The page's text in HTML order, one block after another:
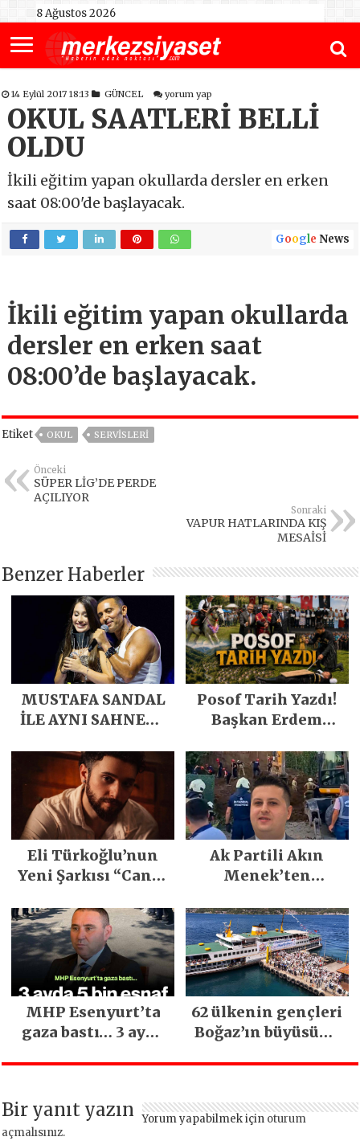
8 Ağustos 2026
14 Eylül 2017 18:13 GÜNCEL yorum yap
OKUL SAATLERİ BELLİ
OLDU
İkili eğitim yapan okullarda dersler en erken
saat 08:00'de başlayacak.
Google News
İkili eğitim yapan okullarda
dersler en erken saat
08:00’de başlayacak.
Etiket OKUL SERVİSLERİ
Önceki
SÜPER LİG’DE PERDE
AÇILIYOR
Sonraki
VAPUR HATLARINDA KIŞ
MESAİSİ
Benzer Haberler
MUSTAFA SANDAL
İLE AYNI SAHNEDE
Posof Tarih Yazdı!
Başkan Erdem
Emeğiyle Son
Yılların En Büyük
Festivali
Gerçekleşti
Eli Türkoğlu’nun
Yeni Şarkısı “Canın
İlgi Gördü!..
Ak Partili Akın
Menek’ten
heyelan sonrası
kritik uyarı
MHP Esenyurt’ta
gaza bastı… 3 ayda
edildi
62 ülkenin gençleri
Boğaz’ın büyüsüne
Bir yanıt yazın Yorum yapabilmek için oturum
açmalısınız.